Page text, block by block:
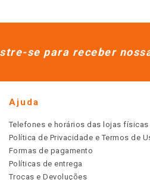
se para receber
Ajuda
Telefones e horários das lojas físicas
Política de Privacidade e Termos de
Formas de pagamento
Políticas de entrega
Trocas e Devoluções